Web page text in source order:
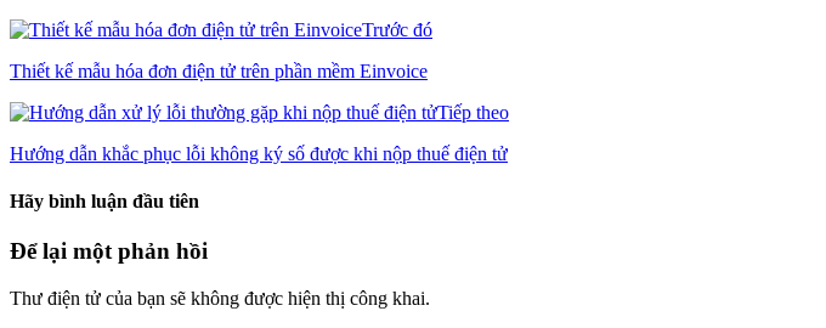
Trước đó
Thiết kế mẫu hóa đơn điện tử trên phần mềm Einvoice
Tiếp theo
Hướng dẫn khắc phục lỗi không ký số được khi nộp thuế điện tử
Hãy bình luận đầu tiên
Để lại một phản hồi
Thư điện tử của bạn sẽ không được hiện thị công khai.